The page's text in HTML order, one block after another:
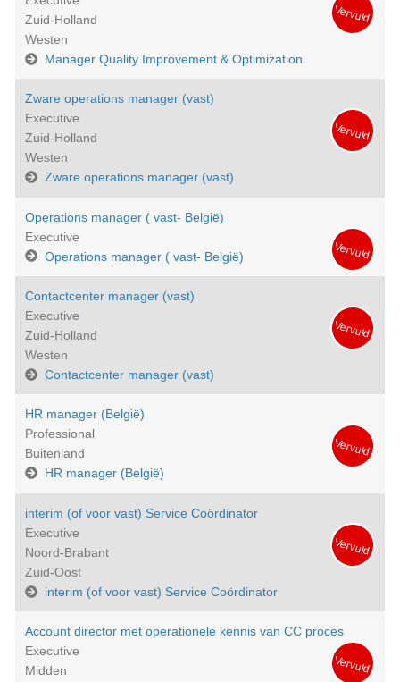
Vervuld
Zuid-Holland
Westen
Manager Quality Improvement & Optimization
Zware operations manager (vast)
Vervuld
Executive
Zuid-Holland
Westen
Zware operations manager (vast)
Operations manager ( vast- België)
Vervuld
Executive
Operations manager ( vast- België)
Contactcenter manager (vast)
Vervuld
Executive
Zuid-Holland
Westen
Contactcenter manager (vast)
HR manager (België)
Vervuld
Professional
Buitenland
HR manager (België)
interim (of voor vast) Service Coördinator
Vervuld
Executive
Noord-Brabant
Zuid-Oost
interim (of voor vast) Service Coördinator
Account director met operationele kennis van CC proces
Vervuld
Executive
Midden